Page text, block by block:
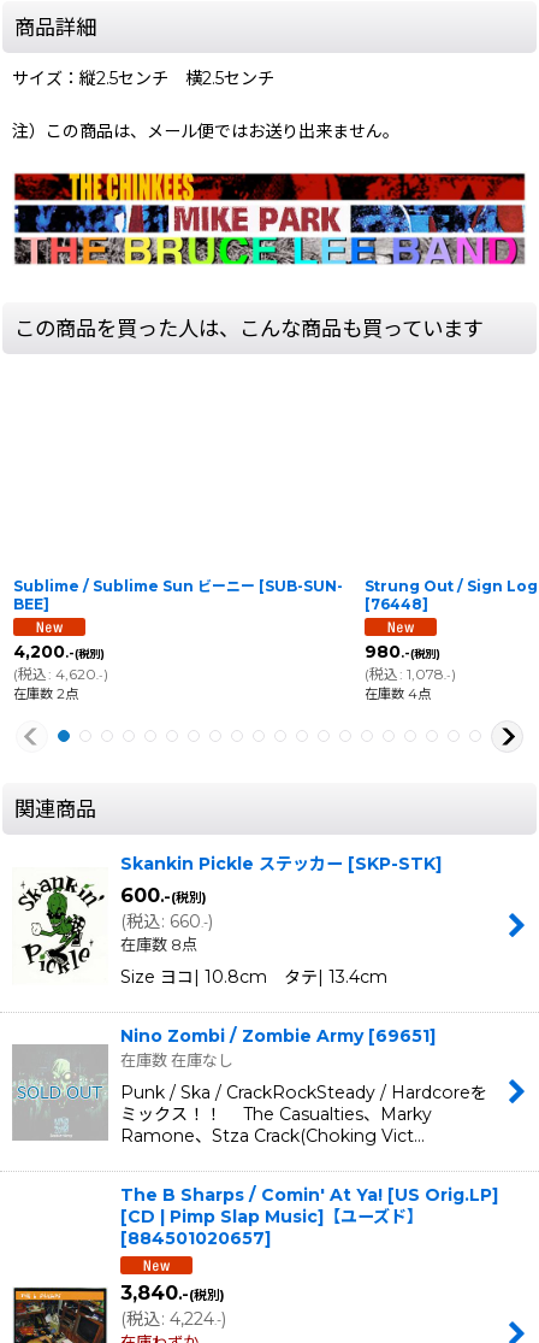
商品詳細
サイズ：縦2.5センチ 横2.5センチ
注）この商品は、メール便ではお送り出来ません。
この商品を買った人は、こんな商品も買っています
Sublime / Sublime Sun ビーニー [SUB-SUN-
BEE]
4,200.-(税別)
(税込: 4,620.-)
在庫数 2点
Strung Out / Sign
[76448]
980.-(税別)
(税込: 1,078.-)
在庫数 4点
関連商品
Skankin Pickle ステッカー [SKP-STK]
600.-(税別)
(税込: 660.-)
在庫数 8点
Size ヨコ| 10.8cm タテ| 13.4cm
Nino Zombi / Zombie Army [69651]
在庫数 在庫なし
Punk / Ska / CrackRockSteady / Hardcoreを
ミックス！！ The Casualties、Marky
Ramone、Stza Crack(Choking Vict…
The B Sharps / Comin' At Ya! [US Orig.LP]
[CD | Pimp Slap Music]【ユーズド】
[884501020657]
3,840.-(税別)
(税込: 4,224.-)